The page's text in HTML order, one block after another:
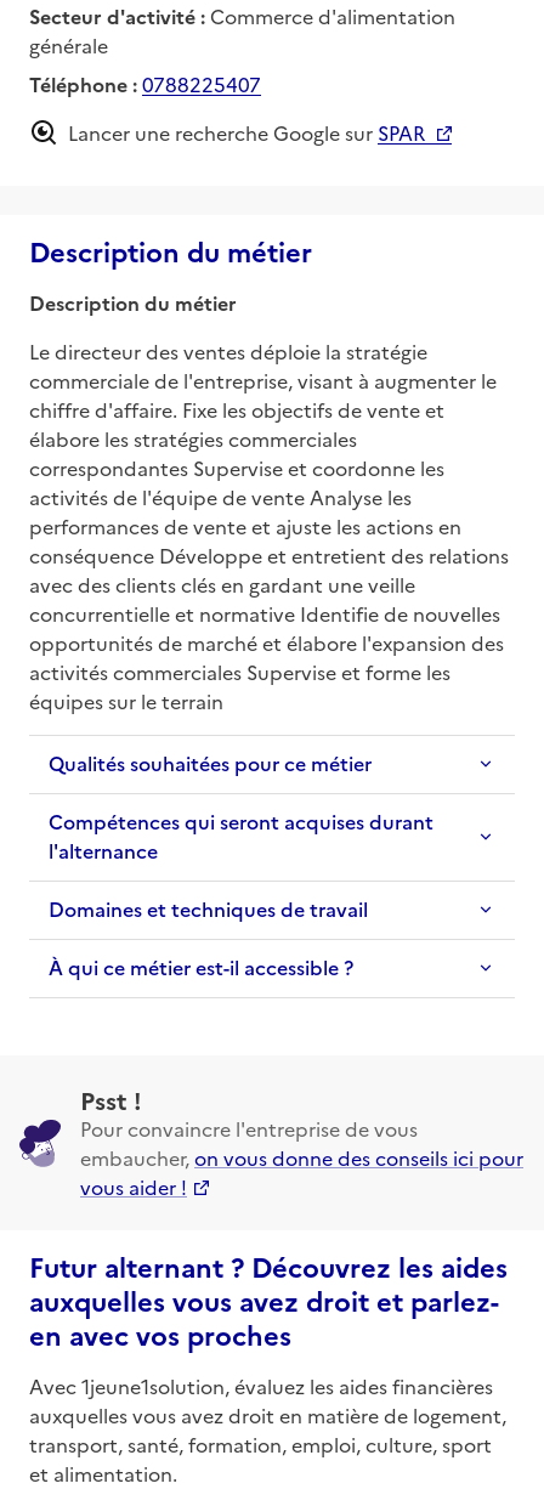
Secteur d'activité : Commerce d'alimentation
générale
Téléphone :0788225407
Lancer une recherche Google sur SPAR
Description du métier
Description du métier
Le directeur des ventes déploie la stratégie
commerciale de l'entreprise, visant à augmenter le
chiffre d'affaire. Fixe les objectifs de vente et
élabore les stratégies commerciales
correspondantes Supervise et coordonne les
activités de l'équipe de vente Analyse les
performances de vente et ajuste les actions en
conséquence Développe et entretient des relations
avec des clients clés en gardant une veille
concurrentielle et normative Identifie de nouvelles
opportunités de marché et élabore l'expansion des
activités commerciales Supervise et forme les
équipes sur le terrain
Qualités souhaitées pour ce métier
Compétences qui seront acquises durant
l'alternance
Domaines et techniques de travail
À qui ce métier est-il accessible ?
Psst !
Pour convaincre l'entreprise de vous
embaucher,on vous donne des conseils ici pour
vous aider !
Futur alternant ? Découvrez les aides
auxquelles vous avez droit et parlez-
en avec vos proches
Avec 1jeune1solution, évaluez les aides financières
auxquelles vous avez droit en matière de logement,
transport, santé, formation, emploi, culture, sport
et alimentation.